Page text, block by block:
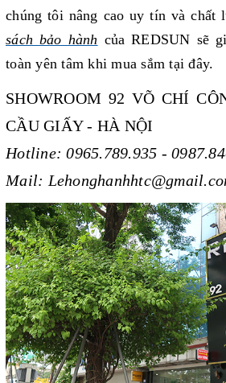
chúng tôi nâng cao uy tín và chất
sách bảo hành của REDSUN sẽ
toàn yên tâm khi mua sắm tại đây.
SHOWROOM 92 VÕ CHÍ
CẦU GIẤY - HÀ NỘI
Hotline: 0965.789.935 -
Mail: